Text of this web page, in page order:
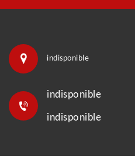
indisponible
indisponible
indisponible